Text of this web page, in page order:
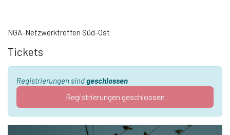
NGA-Netzwerktreffen Süd-Ost
Tickets
Registrierungen sindgeschlossen
Registrierungen geschlossen